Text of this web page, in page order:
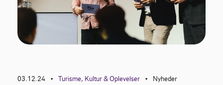
03.12.24 • Turisme, Kultur & Oplevelser • Nyheder